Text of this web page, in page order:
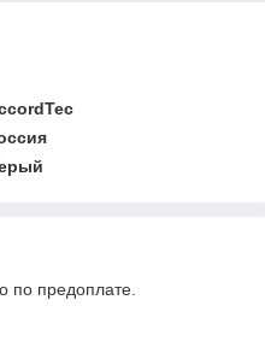
по предоплате.